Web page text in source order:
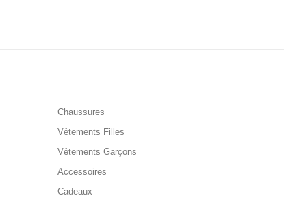
Chaussures
Vêtements Filles
Vêtements Garçons
Accessoires
Cadeaux